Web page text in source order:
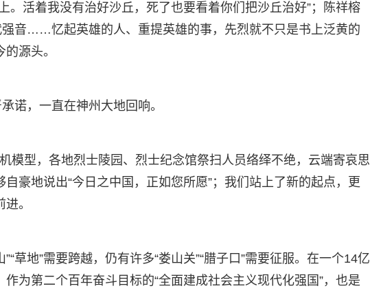
。活着我没有治好沙丘，死了也要看着你们把沙丘治好”；陈祥榕
强音……忆起英雄的人、重提英雄的事，先烈就不只是书上泛黄的
源头。
诺，一直在神州大地回响。
模型，各地烈士陵园、烈士纪念馆祭扫人员络绎不绝，云端寄哀思
豪地说出“今日之中国，正如您所愿”；我们站上了新的起点，更
。
草地”需要跨越，仍有许多“娄山关”“腊子口”需要征服。在一个14亿
为第二个百年奋斗目标的“全面建成社会主义现代化强国”，也是